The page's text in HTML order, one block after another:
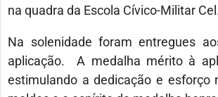
na quadra da Escola Cívico-Militar
Na solenidade foram entregues
aplicação. A medalha mérito à
estimulando a dedicação e